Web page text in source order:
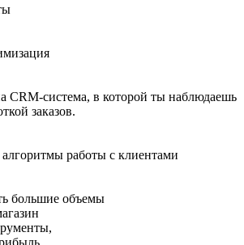
CRM-система, в которой ты наблюдаешь
заказов.
работы с клиентами
большие объемы